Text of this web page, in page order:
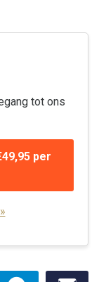
tot ons
per